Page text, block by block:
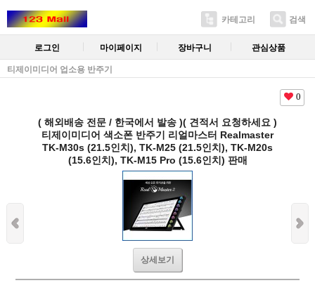
카테고리 검색
로그인 마이페이지 장바구니 관심상품
티제이미디어 업소용 반주기
0
( 해외배송 전문 / 한국에서 발송 )( 견적서 요청하세요 )
티제이미디어 색소폰 반주기 리얼마스터 Realmaster
TK-M30s (21.5인치), TK-M25 (21.5인치), TK-M20s
(15.6인치), TK-M15 Pro (15.6인치) 판매
상세보기